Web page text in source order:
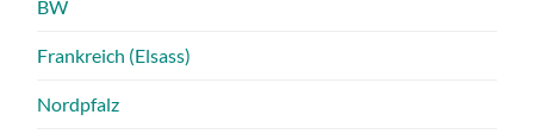
BW
Frankreich (Elsass)
Nordpfalz